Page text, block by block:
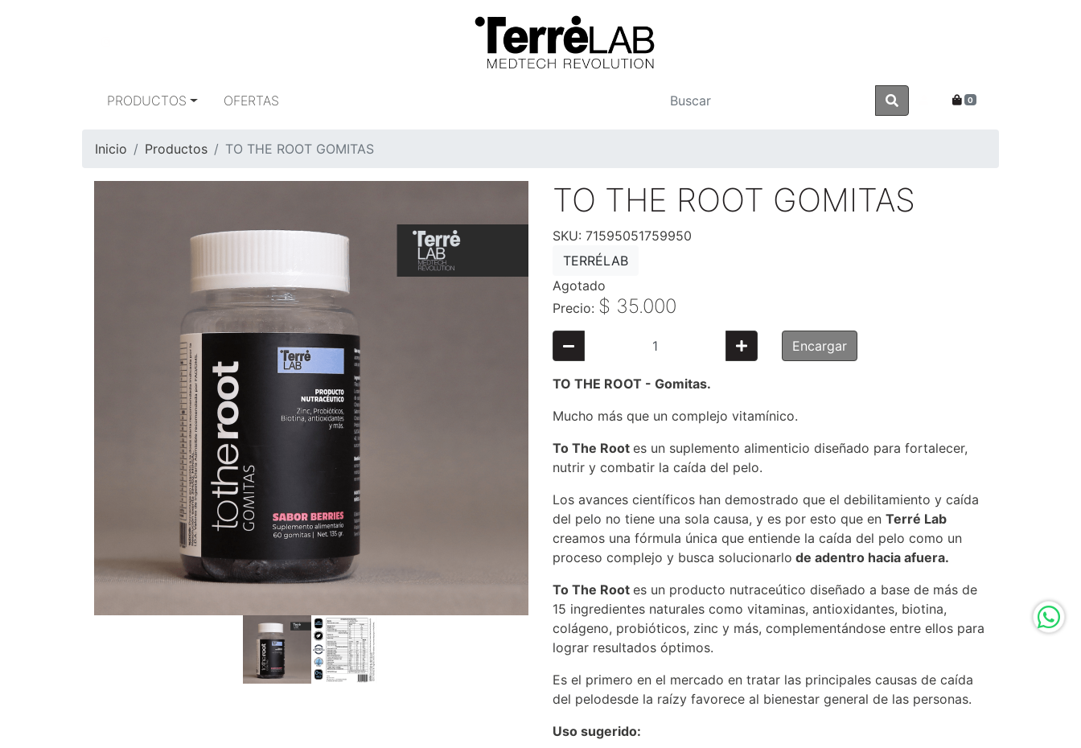
0
PRODUCTOS OFERTAS
Inicio Productos TO THE ROOT GOMITAS
TO THE ROOT GOMITAS
SKU: 71595051759950
TERRÉLAB
Agotado
Precio: $ 35.000
Encargar
TO THE ROOT - Gomitas.
Mucho más que un complejo vitamínico.
To The Root es un suplemento alimenticio diseñado para fortalecer,
nutrir y combatir la caída del pelo.
Los avances científicos han demostrado que el debilitamiento y caída
del pelo no tiene una sola causa, y es por esto que en Terré Lab
creamos una fórmula única que entiende la caída del pelo como un
proceso complejo y busca solucionarlo de adentro hacia afuera.
To The Root es un producto nutraceútico diseñado a base de más de
15 ingredientes naturales como vitaminas, antioxidantes, biotina,
colágeno, probióticos, zinc y más, complementándose entre ellos para
lograr resultados óptimos.
Es el primero en el mercado en tratar las principales causas de caída
del pelodesde la raízy favorece al bienestar general de las personas.
Uso sugerido: